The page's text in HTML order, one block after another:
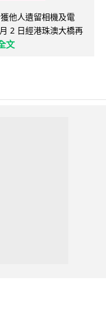
他人遺留相機及電
2 日經港珠澳大橋再
文